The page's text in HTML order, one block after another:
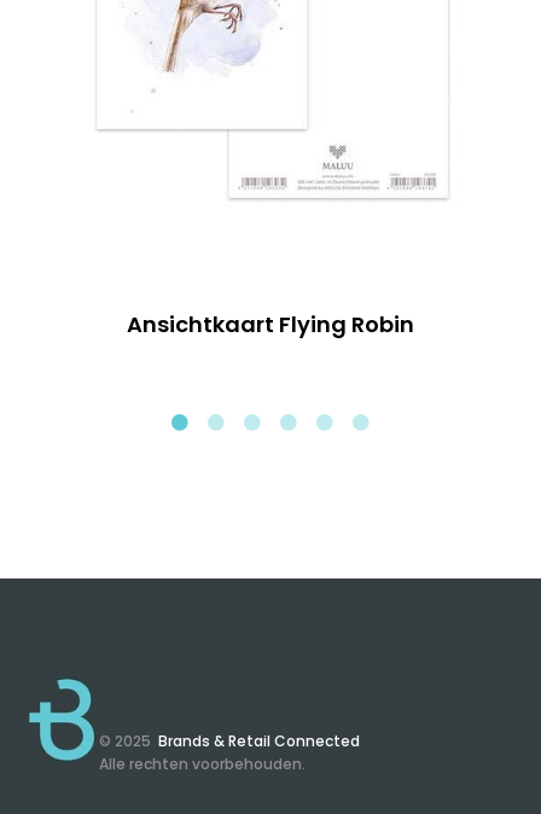
Ansichtkaart Flying Robin
© 2025 Brands & Retail Connected
Alle rechten voorbehouden.